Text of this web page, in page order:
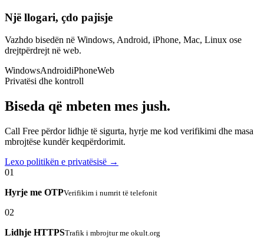
Një llogari, çdo pajisje
Vazhdo bisedën në Windows, Android, iPhone, Mac, Linux ose
drejtpërdrejt në web.
WindowsAndroidiPhoneWeb
Privatësi dhe kontroll
Biseda që mbeten mes jush.
Call Free përdor lidhje të sigurta, hyrje me kod verifikimi dhe masa
mbrojtëse kundër keqpërdorimit.
Lexo politikën e privatësisë →
01
Hyrje me OTPVerifikim i numrit të telefonit
02
Lidhje HTTPSTrafik i mbrojtur me okult.org